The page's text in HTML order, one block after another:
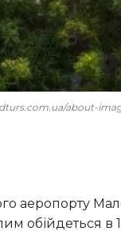
about-
обійдеться в